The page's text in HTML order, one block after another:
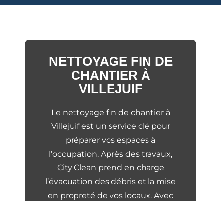
NETTOYAGE FIN DE
CHANTIER À
VILLEJUIF
Le nettoyage fin de chantier à
Villejuif est un service clé pour
préparer vos espaces à
l’occupation. Après des travaux,
City Clean prend en charge
l’évacuation des débris et la mise
en propreté de vos locaux. Avec